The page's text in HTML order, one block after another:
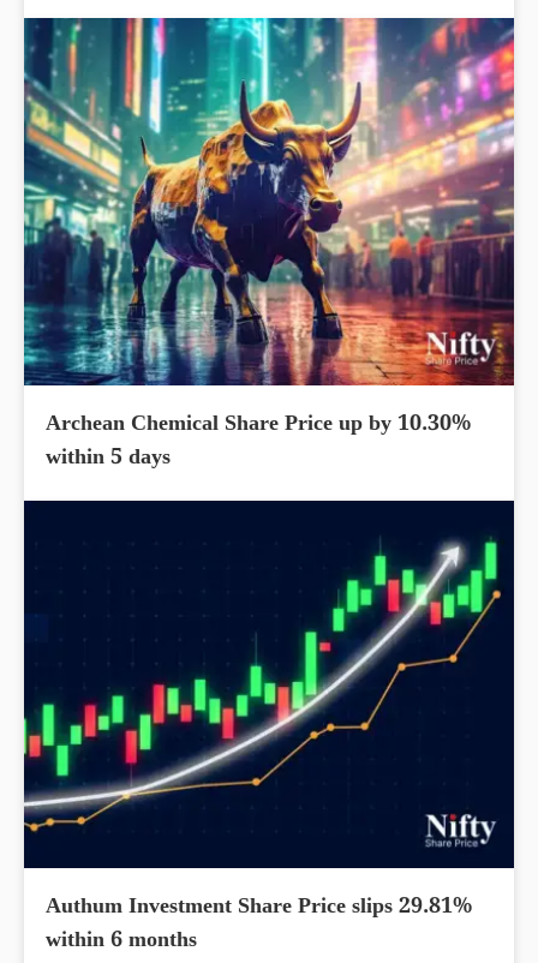
Archean Chemical Share Price up by 10.30%
within 5 days
Authum Investment Share Price slips 29.81%
within 6 months